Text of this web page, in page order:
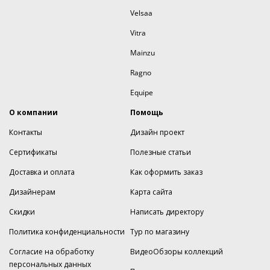
Velsaa
Vitra
Mainzu
Ragno
Equipe
О компании
Контакты
Сертификаты
Доставка и оплата
Дизайнерам
Скидки
Политика конфиденциальности
Согласие на обработку
персональных данных
Помощь
Дизайн проект
Полезные статьи
Как оформить заказ
Карта сайта
Написать директору
Тур по магазину
ВидеоОбзоры коллекций